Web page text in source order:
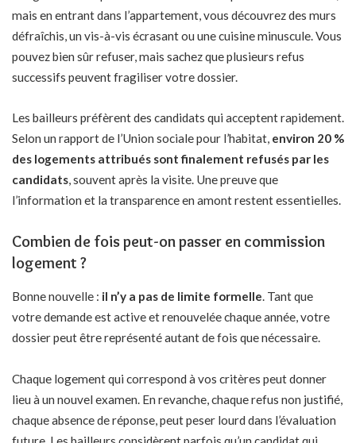
mais en entrant dans l’appartement, vous découvrez des murs
défraîchis, un vis-à-vis écrasant ou une cuisine minuscule. Vous
pouvez bien sûr refuser, mais sachez que plusieurs refus
successifs peuvent fragiliser votre dossier.
Les bailleurs préfèrent des candidats qui acceptent rapidement.
Selon un rapport de l’Union sociale pour l’habitat, environ 20 %
des logements attribués sont finalement refusés par les
candidats, souvent après la visite. Une preuve que
l’information et la transparence en amont restent essentielles.
Combien de fois peut-on passer en commission
logement ?
Bonne nouvelle : il n’y a pas de limite formelle. Tant que
votre demande est active et renouvelée chaque année, votre
dossier peut être représenté autant de fois que nécessaire.
Chaque logement qui correspond à vos critères peut donner
lieu à un nouvel examen. En revanche, chaque refus non justifié,
chaque absence de réponse, peut peser lourd dans l’évaluation